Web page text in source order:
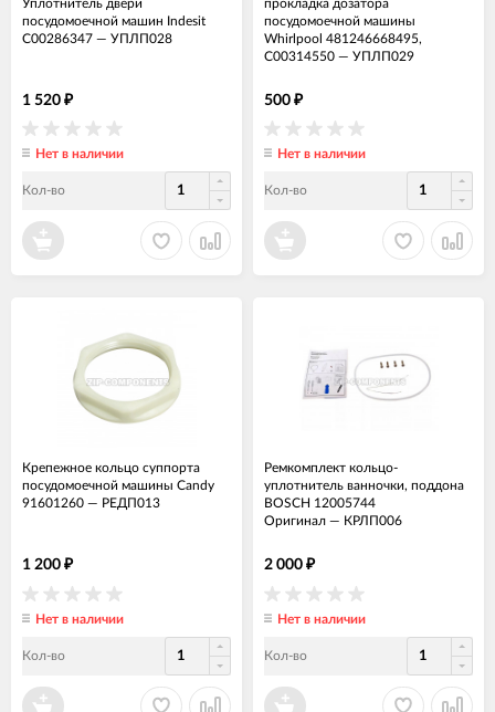
Уплотнитель двери
посудомоечной машин Indesit
C00286347 — УПЛП028
1 520 ₽
Нет в наличии
Кол-во
прокладка дозатора
посудомоечной машины
Whirlpool 481246668495,
C00314550 — УПЛП029
500 ₽
Нет в наличии
Кол-во
Крепежное кольцо суппорта
посудомоечной машины Candy
91601260 — РЕДП013
1 200 ₽
Нет в наличии
Кол-во
Ремкомплект кольцо-
уплотнитель ванночки, поддона
BOSCH 12005744
Оригинал — КРЛП006
2 000 ₽
Нет в наличии
Кол-во